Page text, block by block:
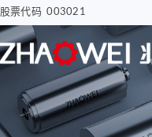
股票代码 003021